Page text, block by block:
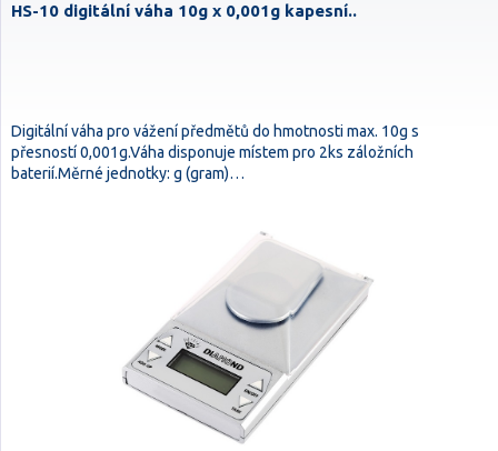
HS-10 digitální váha 10g x 0,001g kapesní..
Digitální váha pro vážení předmětů do hmotnosti max. 10g s
přesností 0,001g.Váha disponuje místem pro 2ks záložních
baterií.Měrné jednotky: g (gram)…